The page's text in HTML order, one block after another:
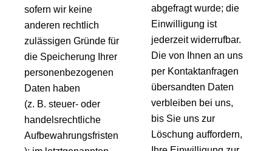
sofern wir keine
anderen rechtlich
zulässigen Gründe für
die Speicherung Ihrer
personenbezogenen
Daten haben
(z. B. steuer- oder
handelsrechtliche
Aufbewahrungsfristen
abgefragt wurde; die
Einwilligung ist
jederzeit widerrufbar.
Die von Ihnen an uns
per Kontaktanfragen
übersandten Daten
verbleiben bei uns,
bis Sie uns zur
Löschung auffordern,